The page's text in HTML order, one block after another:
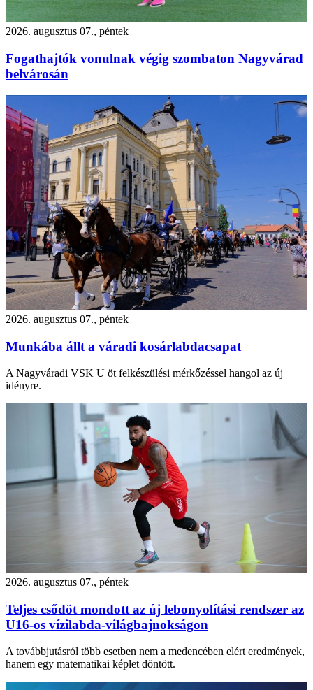
2026. augusztus 07., péntek
Fogathajtók vonulnak végig szombaton Nagyvárad
belvárosán
2026. augusztus 07., péntek
Munkába állt a váradi kosárlabdacsapat
A Nagyváradi VSK U öt felkészülési mérkőzéssel hangol az új
idényre.
2026. augusztus 07., péntek
Teljes csődöt mondott az új lebonyolítási rendszer az
U16-os vízilabda-világbajnokságon
A továbbjutásról több esetben nem a medencében elért eredmények,
hanem egy matematikai képlet döntött.